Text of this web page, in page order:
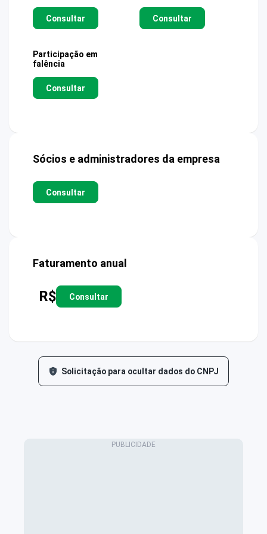
Consultar Consultar
Participação em
falência
Consultar
Sócios e administradores da empresa
Consultar
Faturamento anual
R$ Consultar
Solicitação para ocultar dados do CNPJ